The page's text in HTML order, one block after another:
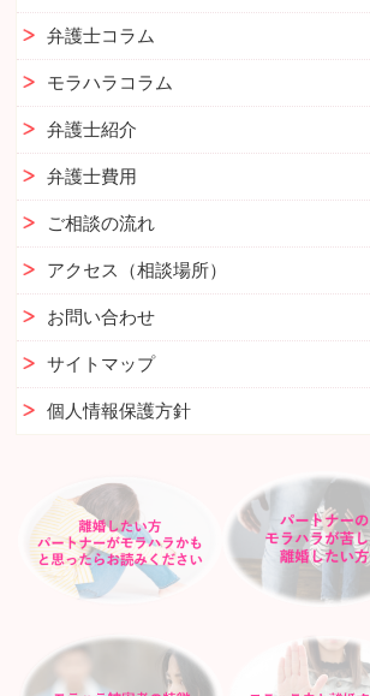
弁護士コラム
モラハラコラム
弁護士紹介
弁護士費用
ご相談の流れ
アクセス（相談場所）
お問い合わせ
サイトマップ
個人情報保護方針